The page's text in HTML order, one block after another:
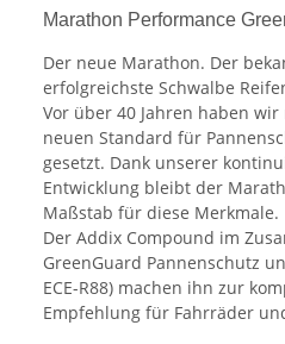
Marathon Performance
Der neue Marathon. Der
erfolgreichste Schwalbe
Vor über 40 Jahren haben
neuen Standard für
gesetzt. Dank unserer
Entwicklung bleibt der
Maßstab für diese Merkmale.
Der Addix Compound im
GreenGuard Pannenschutz
ECE-R88) machen ihn zur
Empfehlung für Fahrräder